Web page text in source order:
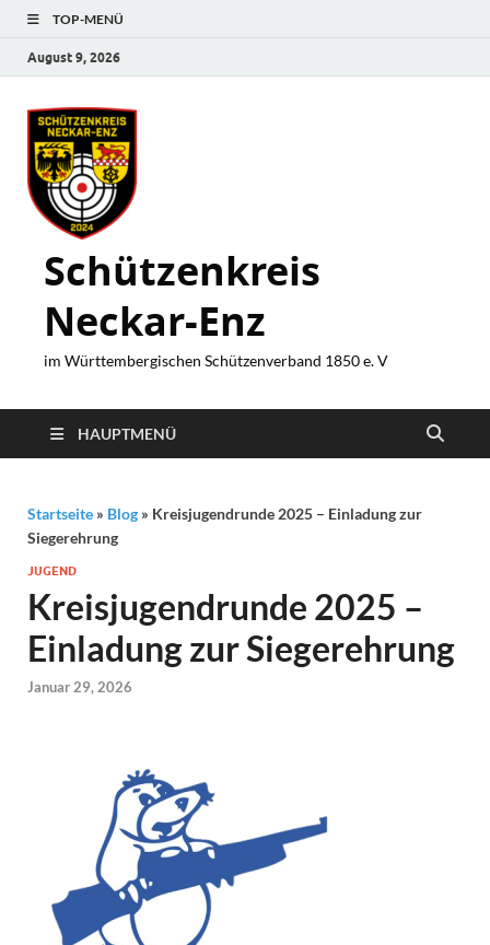
TOP-MENÜ
August 9, 2026
Schützenkreis
Neckar-Enz
im Württembergischen Schützenverband 1850 e. V
HAUPTMENÜ
Startseite » Blog » Kreisjugendrunde 2025 – Einladung zur
Siegerehrung
JUGEND
Kreisjugendrunde 2025 –
Einladung zur Siegerehrung
Januar 29, 2026